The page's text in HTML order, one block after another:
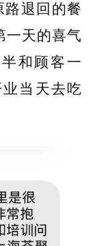
退回的餐
一天的喜气
和顾客一
当天去吃